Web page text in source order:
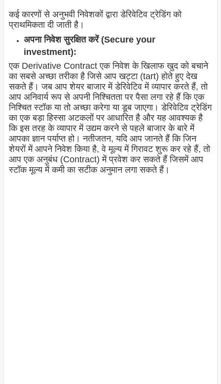
कई कारणों से अनुभवी निवेशकों द्वारा डेरिवेटिव ट्रेडिंग को
प्राथमिकता दी जाती है।
अपना निवेश सुरक्षित करें (Secure your
investment):
एक Derivative Contract एक निवेश के खिलाफ खुद को बचाने
का सबसे अच्छा तरीका है जिसे आप खट्टा (tart) होते हुए देख
सकते हैं। जब आप शेयर बाजार में डेरिवेटिव में व्यापार करते हैं, तो
आप अनिवार्य रूप से अपनी निश्चितता पर पैसा लगा रहे हैं कि एक
निश्चित स्टॉक या तो अच्छा करेगा या डूब जाएगा। डेरिवेटिव ट्रेडिंग
का एक बड़ा हिस्सा अटकलों पर आधारित है और यह आवश्यक है
कि इस तरह के व्यापार में उद्यम करने से पहले बाजार के बारे में
आपका ज्ञान पर्याप्त हो। नतीजतन, यदि आप जानते हैं कि जिन
शेयरों में आपने निवेश किया है, वे मूल्य में गिरावट शुरू कर रहे हैं, तो
आप एक अनुबंध (Contract) में प्रवेश कर सकते हैं जिसमें आप
स्टॉक मूल्य में कमी का सटीक अनुमान लगा सकते हैं।